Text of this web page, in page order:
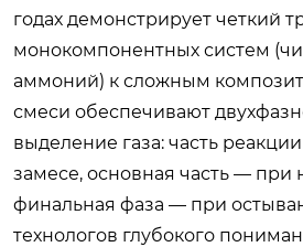
годах демонстрирует четкий
монокомпонентных систем
аммоний) к сложным
смеси обеспечивают
выделение газа: часть
замесе, основная часть — при
финальная фаза — при
технологов глубокого